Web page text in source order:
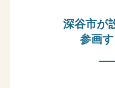
深谷市が
参画